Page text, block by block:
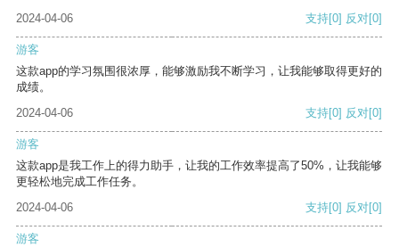
2024-04-06 支持[0] 反对[0]
游客
这款app的学习氛围很浓厚，能够激励我不断学习，让我能够取得更好的
成绩。
2024-04-06
支持[0] 反对[0]
游客
这款app是我工作上的得力助手，让我的工作效率提高了50%，让我能够
更轻松地完成工作任务。
2024-04-06
支持[0] 反对[0]
游客